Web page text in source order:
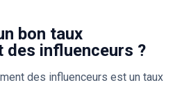
bon taux
des influenceurs ?
des influenceurs est un taux